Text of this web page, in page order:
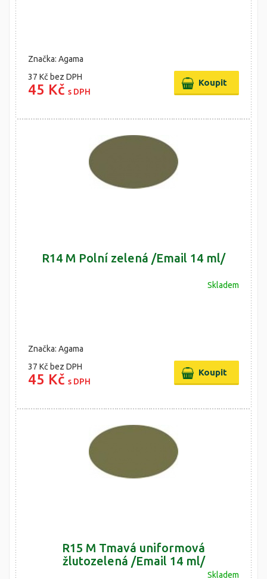
Značka: Agama
37 Kč bez DPH
45 Kč s DPH
R14 M Polní zelená /Email 14 ml/
Skladem
Značka: Agama
37 Kč bez DPH
45 Kč s DPH
R15 M Tmavá uniformová
žlutozelená /Email 14 ml/
Skladem